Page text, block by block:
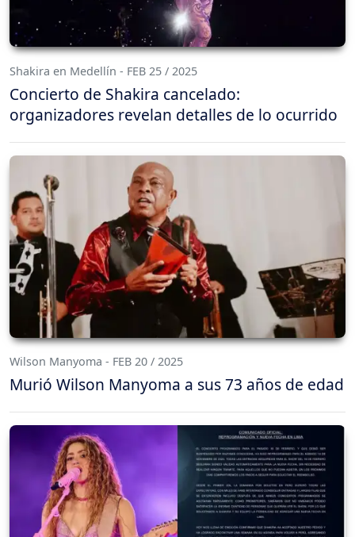
Shakira en Medellín - FEB 25 / 2025
Concierto de Shakira cancelado:
organizadores revelan detalles de lo ocurrido
Wilson Manyoma - FEB 20 / 2025
Murió Wilson Manyoma a sus 73 años de edad